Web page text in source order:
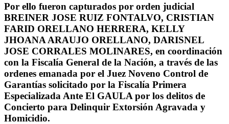
Por ello fueron capturados por orden judicial
BREINER JOSE RUIZ FONTALVO, CRISTIAN
FARID ORELLANO HERRERA, KELLY
JHOANA ARAUJO ORELLANO, DARISNEL
JOSE CORRALES MOLINARES, en coordinación
con la Fiscalía General de la Nación, a través de las
ordenes emanada por el Juez Noveno Control de
Garantías solicitado por la Fiscalía Primera
Especializada Ante El GAULA por los delitos de
Concierto para Delinquir Extorsión Agravada y
Homicidio.